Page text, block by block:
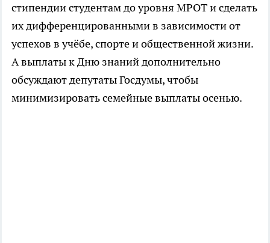
стипендии студентам до уровня МРОТ и сделать
их дифференцированными в зависимости от
успехов в учёбе, спорте и общественной жизни.
А выплаты к Дню знаний дополнительно
обсуждают депутаты Госдумы, чтобы
минимизировать семейные выплаты осенью.